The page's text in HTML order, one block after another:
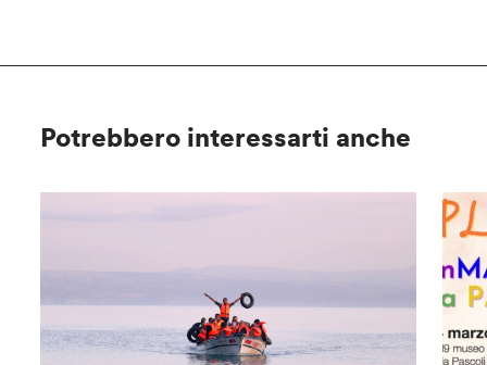
Potrebbero interessarti anche